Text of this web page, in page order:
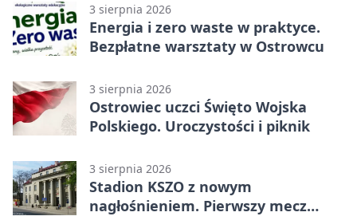
3 sierpnia 2026
Energia i zero waste w praktyce.
Bezpłatne warsztaty w Ostrowcu
3 sierpnia 2026
Ostrowiec uczci Święto Wojska
Polskiego. Uroczystości i piknik
3 sierpnia 2026
Stadion KSZO z nowym
nagłośnieniem. Pierwszy mecz